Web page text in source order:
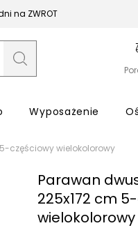
na ZWROT
Wyposażenie
częściowy wielokolorowy
Parawan
225x172 cm
wielokolorowy